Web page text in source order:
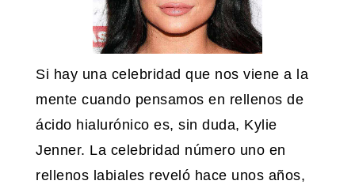
Si hay una celebridad que nos viene a la
mente cuando pensamos en rellenos de
ácido hialurónico es, sin duda, Kylie
Jenner. La celebridad número uno en
rellenos labiales reveló hace unos años,